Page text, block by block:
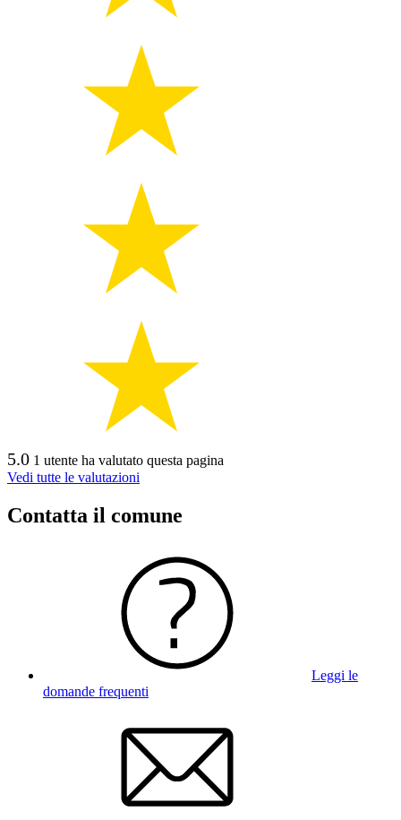
5.0 1 utente ha valutato questa pagina
Vedi tutte le valutazioni
Contatta il comune
Leggi le
domande frequenti